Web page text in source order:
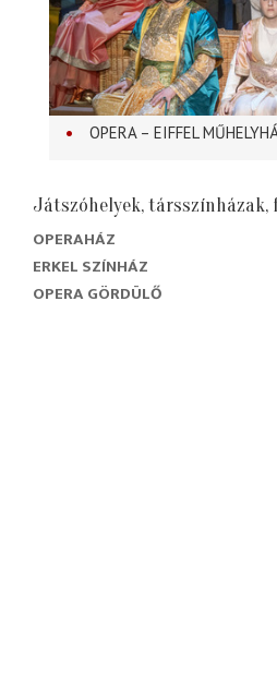
OPERA – EIFFEL
Játszóhelyek, társszínházak,
OPERAHÁZ
ERKEL SZÍNHÁZ
OPERA GÖRDÜLŐ